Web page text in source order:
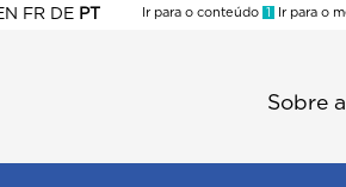
FR DE PT
Ir para o conteúdo 1 Ir para o
Sobre